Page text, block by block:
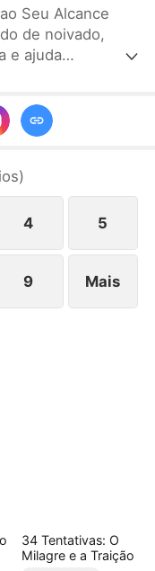
Seu Alcance
de noivado,
e ajuda
rompe o
Almeida
o valor do
)
4 5
9 Mais
34 Tentativas: O
Milagre e a Traição